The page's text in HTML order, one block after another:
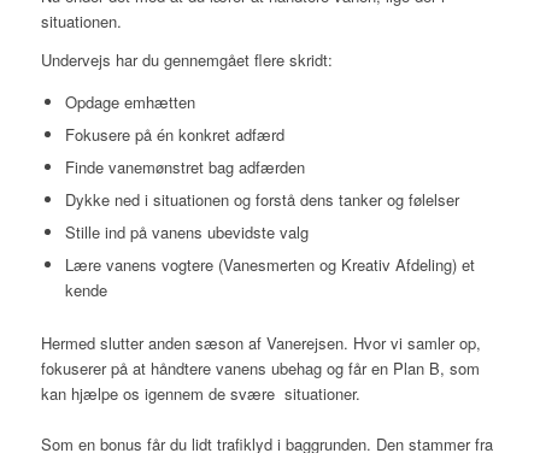
situationen.
Undervejs har du gennemgået flere skridt:
Opdage emhætten
Fokusere på én konkret adfærd
Finde vanemønstret bag adfærden
Dykke ned i situationen og forstå dens tanker og følelser
Stille ind på vanens ubevidste valg
Lære vanens vogtere (Vanesmerten og Kreativ Afdeling) et
kende
Hermed slutter anden sæson af Vanerejsen. Hvor vi samler op,
fokuserer på at håndtere vanens ubehag og får en Plan B, som
kan hjælpe os igennem de svære situationer.
Som en bonus får du lidt trafiklyd i baggrunden. Den stammer fra